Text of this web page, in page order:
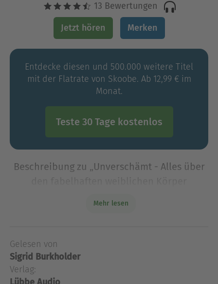
13 Bewertungen
Jetzt hören Merken
Entdecke diesen und 500.000 weitere Titel
mit der Flatrate von Skoobe. Ab 12,99 € im
Monat.
Teste 30 Tage kostenlos
Beschreibung zu „Unverschämt - Alles über
Körper wissen sollten. Etwa: Wie oft sollte ich
meine Brust untersuchen? Woher können
Schmerzen beim Sex r
Deutschlands charmanteste Gynäkologin, Sheila
Mehr lesen
Gelesen von
Sigrid Burkholder
Verlag: